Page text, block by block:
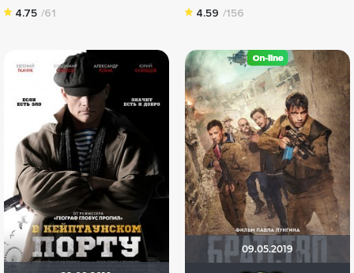
4.75 /61 4.59 /156
09.05.2019